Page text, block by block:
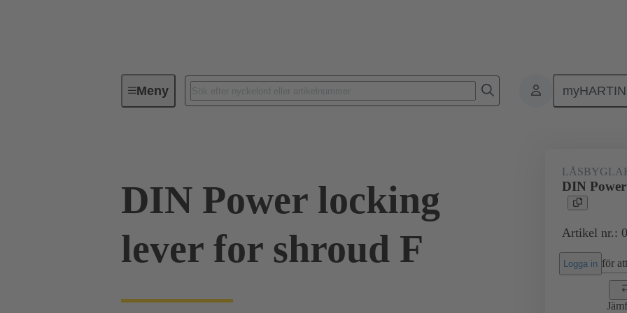
MenySerie
DIN Power locking
lever for shroud F
DIN
Artikel nr.:
Logga in för